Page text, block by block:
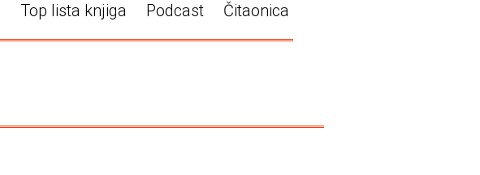
Top lista knjiga Podcast Čitaonica